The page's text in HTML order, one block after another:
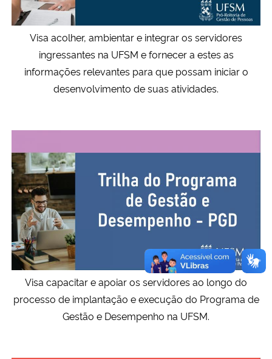
Planalto
Visa acolher, ambientar e integrar os servidores
ingressantes na UFSM e fornecer a estes as
informações relevantes para que possam iniciar o
desenvolvimento de suas atividades.
Visa capacitar e apoiar os servidores ao longo do
processo de implantação e execução do Programa de
Gestão e Desempenho na UFSM.